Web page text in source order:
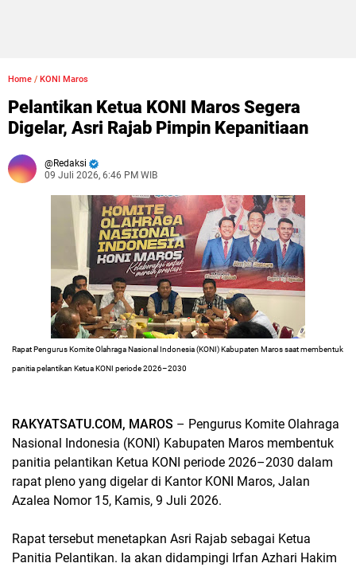
Home / KONI Maros
Pelantikan Ketua KONI Maros Segera
Digelar, Asri Rajab Pimpin Kepanitiaan
Redaksi
09 Juli 2026, 6:46 PM WIB
Rapat Pengurus Komite Olahraga Nasional Indonesia (KONI) Kabupaten Maros saat membentuk
panitia pelantikan Ketua KONI periode 2026–2030
RAKYATSATU.COM, MAROS – Pengurus Komite Olahraga
Nasional Indonesia (KONI) Kabupaten Maros membentuk
panitia pelantikan Ketua KONI periode 2026–2030 dalam
rapat pleno yang digelar di Kantor KONI Maros, Jalan
Azalea Nomor 15, Kamis, 9 Juli 2026.
Rapat tersebut menetapkan Asri Rajab sebagai Ketua
Panitia Pelantikan. Ia akan didampingi Irfan Azhari Hakim